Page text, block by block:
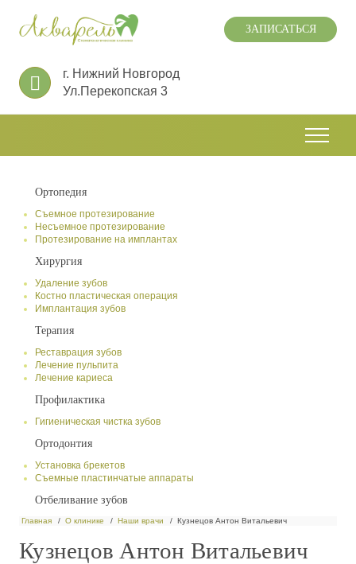
г. Нижний Новгород
Ул.Перекопская 3
ЗАПИСАТЬСЯ
Ортопедия
Съемное протезирование
Несъемное протезирование
Протезирование на имплантах
Хирургия
Удаление зубов
Костно пластическая операция
Имплантация зубов
Терапия
Реставрация зубов
Лечение пульпита
Лечение кариеса
Профилактика
Гигиеническая чистка зубов
Ортодонтия
Установка брекетов
Съемные пластинчатые аппараты
Отбеливание зубов
Главная О клинике Наши врачи Кузнецов Антон Витальевич
Кузнецов Антон Витальевич